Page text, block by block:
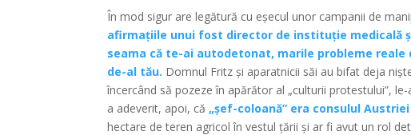
În mod sigur are legătură cu eșecul unor campanii de
afirmațiile unui fost director de instituție medicală
seama că te-ai autodetonat, marile probleme
de-al tău. Domnul Fritz și aparatnicii săi au bifat deja
încercând să pozeze în apărător al „culturii protestului”,
a adeverit, apoi, că „șef-coloană” era consulul
hectare de teren agricol în vestul țării și ar fi avut un rol